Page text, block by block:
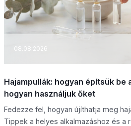
08.08.2026
Hajampullák: hogyan építsük be
hogyan használjuk őket
Fedezze fel, hogyan újíthatja meg
Tippek a helyes alkalmazáshoz és a